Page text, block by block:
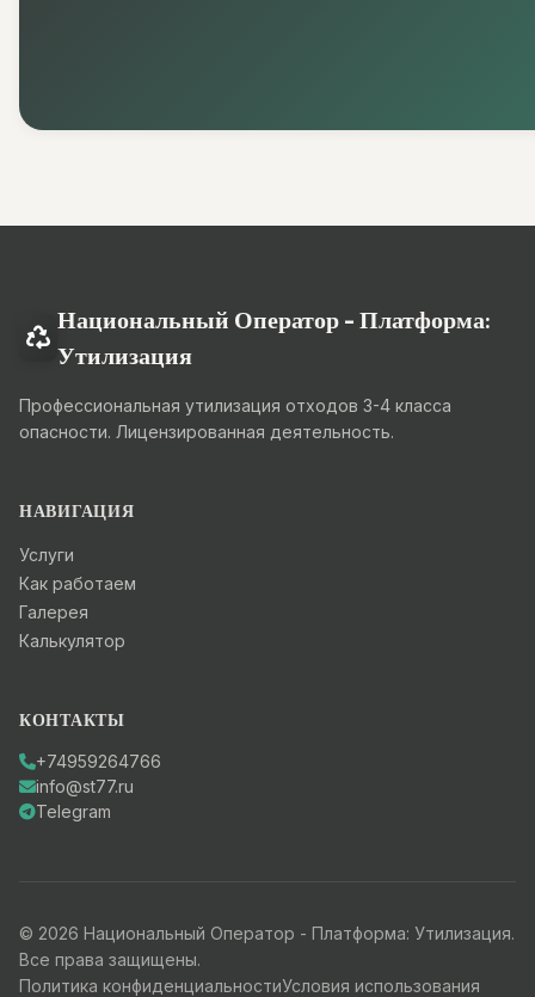
Национальный Оператор - Платформа:
Утилизация
Профессиональная утилизация отходов 3-4 класса
опасности. Лицензированная деятельность.
НАВИГАЦИЯ
Услуги
Как работаем
Галерея
Калькулятор
КОНТАКТЫ
+74959264766
info@st77.ru
Telegram
© 2026 Национальный Оператор - Платформа: Утилизация.
Все права защищены.
Политика конфиденциальностиУсловия использования